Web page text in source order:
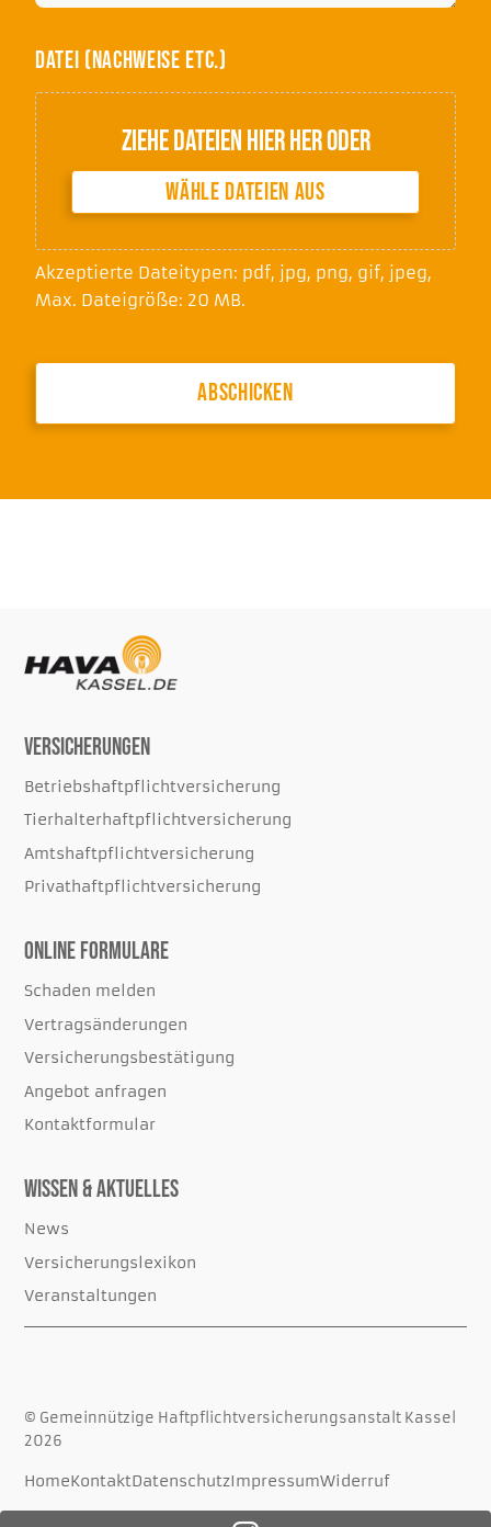
Datei (Nachweise etc.)
Ziehe Dateien hier her oder
Wähle Dateien aus
Akzeptierte Dateitypen: pdf, jpg, png, gif, jpeg,
Max. Dateigröße: 20 MB.
Versicherungen
Betriebshaftpflichtversicherung
Tierhalterhaftpflichtversicherung
Amtshaftpflichtversicherung
Privathaftpflichtversicherung
Online Formulare
Schaden melden
Vertragsänderungen
Versicherungsbestätigung
Angebot anfragen
Kontaktformular
Wissen & Aktuelles
News
Versicherungslexikon
Veranstaltungen
© Gemeinnützige Haftpflichtversicherungsanstalt Kassel
2026
HomeKontaktDatenschutzImpressumWiderruf